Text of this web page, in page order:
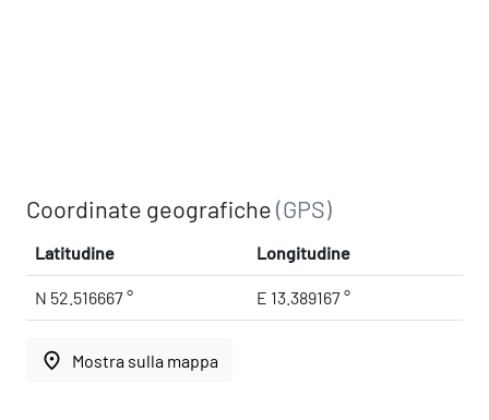
Coordinate geografiche(GPS)
Latitudine Longitudine
N 52.516667 ° E 13.389167 °
place Mostra sulla mappa